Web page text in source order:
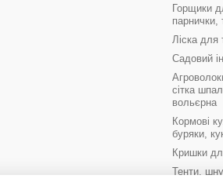
Горщики
парнички,
Ліска для
Садовий
сітка
вольєрна
Кормові
буряки,
Кришки
Тенти,